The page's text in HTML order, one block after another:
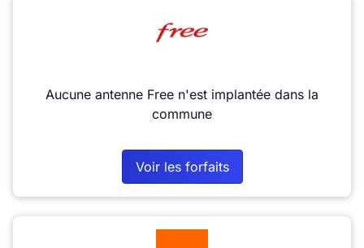
Aucune antenne Free n'est implantée dans la
commune
Voir les forfaits